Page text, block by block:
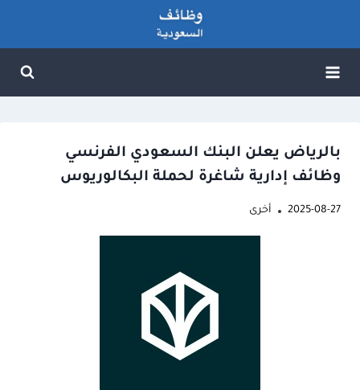
المحتوى
بالرياض يعلن البنك السعودي الفرنسي
وظائف إدارية شاغرة لحملة البكالوريوس
2025-08-27 أخرى